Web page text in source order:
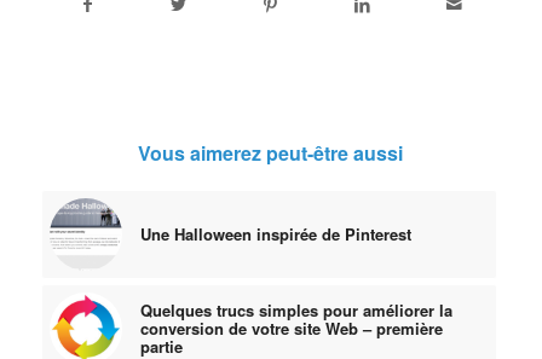
Vous aimerez peut-être aussi
Une Halloween inspirée de Pinterest
Quelques trucs simples pour améliorer la
conversion de votre site Web – première
partie